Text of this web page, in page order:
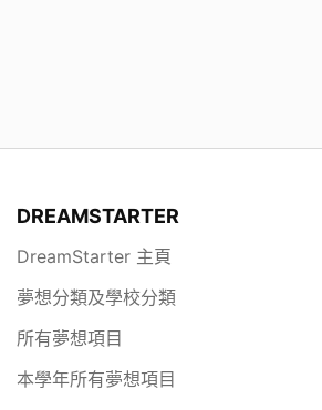
DREAMSTARTER
DreamStarter 主頁
夢想分類及學校分類
所有夢想項目
本學年所有夢想項目